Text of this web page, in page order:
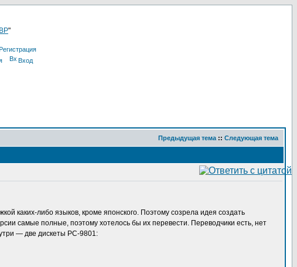
"
Вход
Предыдущая тема :: Следующая тема
каких-либо языков, кроме японского. Поэтому созрела идея создать
самые полные, поэтому хотелось бы их перевести. Переводчики есть, нет
— две дискеты PC-9801: